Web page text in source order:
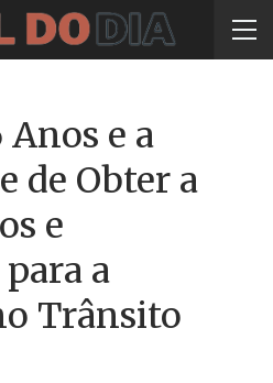
Anos e a
de Obter a
e
a
Trânsito